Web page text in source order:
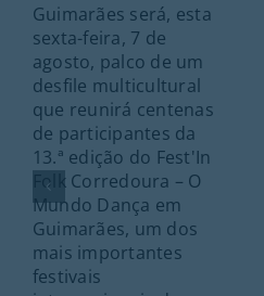
Guimarães será, esta
sexta-feira, 7 de
agosto, palco de um
desfile multicultural
que reunirá centenas
de participantes da
13.ª edição do Fest'In
Folk Corredoura – O
Mundo Dança em
Guimarães, um dos
mais importantes
festivais